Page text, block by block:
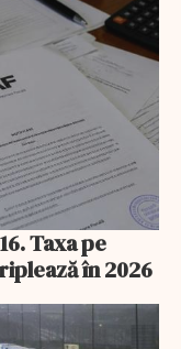
Taxa pe
în 2026